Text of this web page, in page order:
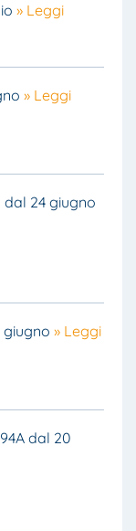
» Leggi
» Leggi
dal 24 giugno
giugno » Leggi
dal 20